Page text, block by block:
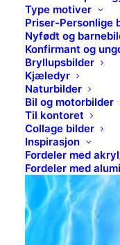
Type motiver
Priser-Personlige
Nyfødt og
Konfirmant og
Bryllupsbilder
Kjæledyr
Naturbilder
Bil og motorbilder
Til kontoret
Collage bilder
Inspirasjon
Fordeler med
Fordeler med